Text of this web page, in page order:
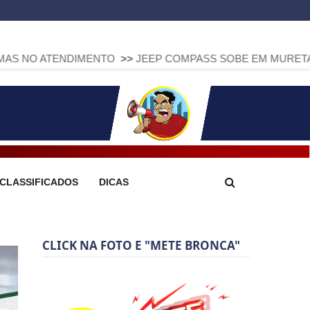
>> JEEP COMPASS SOBE EM MURETA QUE
CLASSIFICADOS DICAS
CLICK NA FOTO E "METE BRONCA"